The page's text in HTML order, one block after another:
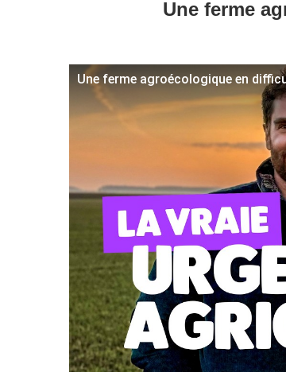
Une ferme
Une ferme agroécologique en